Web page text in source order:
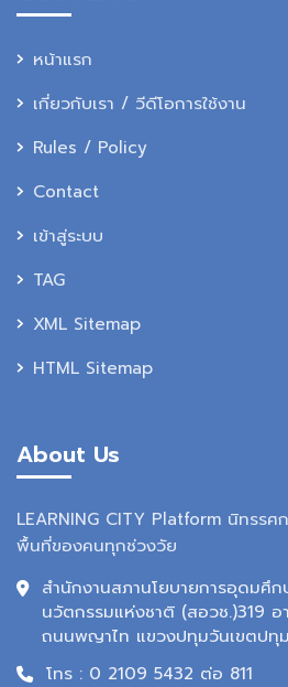
หน้าแรก
เกี่ยวกับเรา / วีดีโอการใช้งาน
Rules / Policy
Contact
เข้าสู่ระบบ
TAG
XML Sitemap
HTML Sitemap
About Us
LEARNING CITY Platform นิทรรศ
พื้นที่ของคนทุกช่วงวัย
สำนักงานสภานโยบายการอุดมศึ
นวัตกรรมแห่งชาติ (สอวช.)319 อ
ถนนพญาไท แขวงปทุมวันเขตปทุ
โทร : 0 2109 5432 ต่อ 811